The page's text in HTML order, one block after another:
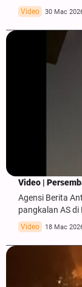
Video 30 Mac
Video |
Agensi Berita
pangkalan AS
Video 18 Mac